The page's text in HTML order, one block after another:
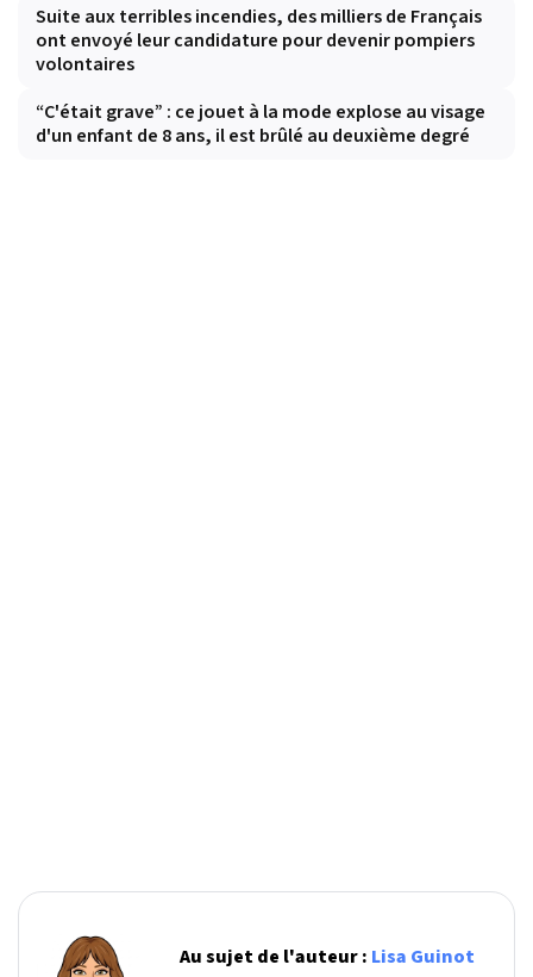
Suite aux terribles incendies, des milliers de Français
ont envoyé leur candidature pour devenir pompiers
volontaires
“C'était grave” : ce jouet à la mode explose au visage
d'un enfant de 8 ans, il est brûlé au deuxième degré
Au sujet de l'auteur : Lisa Guinot